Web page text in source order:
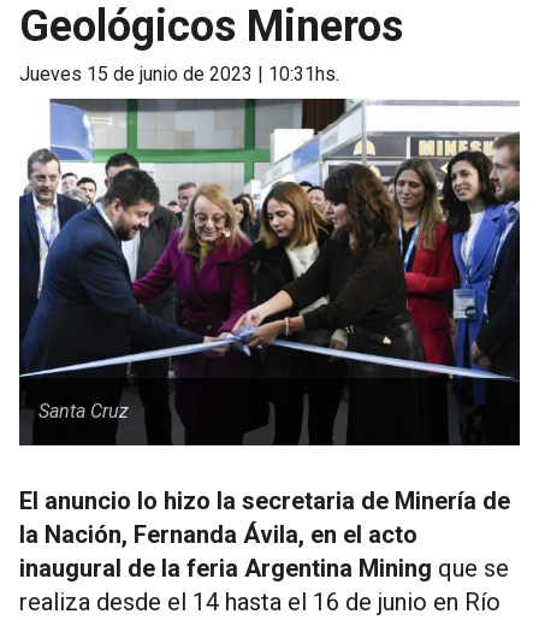
Geológicos Mineros
jueves 15 de junio de 2023 | 10:31hs.
Santa Cruz
El anuncio lo hizo la secretaria de Minería de
la Nación, Fernanda Ávila, en el acto
inaugural de la feria Argentina Mining que se
realiza desde el 14 hasta el 16 de junio en Río